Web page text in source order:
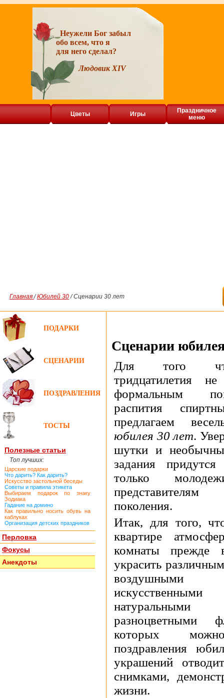
Неужели Бог забыл
обо всем, что я
для него сделал?
Людовик XIV
Цветы Игры
Праздничное
меню
Главная/Юбилей 30/ Сценарии 30 лет
ПОДАРКИ
СЦЕНАРИИ
ПОЗДРАВЛЕНИЯ
ТОСТЫ
Полезные статьи
Топ лучших:
Царские подарки
Что дарить? Как дарить?
Искусство застольной беседы
Советы и правила этикета
Выбираем подарок по знаку
Зодиака
Гадание на домино
Как правильно носить обувь на
каблуках
Организация детских праздников
Перловка
Фокусы
Анекдоты
Сценарии
Для того
тридцатилетия
формальным
распития
предлагаем
юбилея 30 лет.
шутки и
задания
только
поколения.
Итак, для того,
квартире
комнаты прежде
украсить
разноцветными
которых
поздравления
украшений
снимками,
жизни.